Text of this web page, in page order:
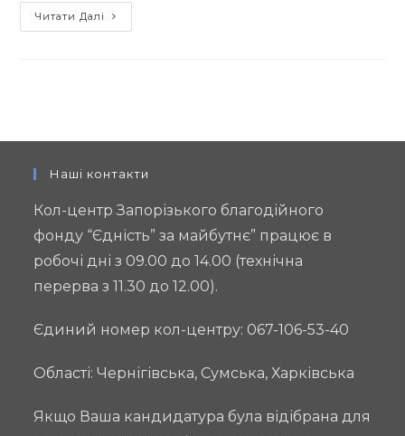
Читати Далі
з
Наші контакти
Кол-центр Запорізького благодійного
фонду “Єдність” за майбутнє” працює в
робочі дні з 09.00 до 14.00 (технічна
перерва з 11.30 до 12.00).
Єдиний номер кол-центру: 067-106-53-40
Області: Чернігівська, Сумська, Харківська
Якщо Ваша кандидатура була відібрана для